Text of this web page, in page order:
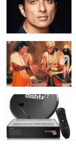
e
b
o
o
k
er